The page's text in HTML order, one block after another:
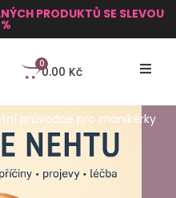
PRODUKTŮ SE SLEVOU
0.00 Kč
0
průvodce pro manikérky